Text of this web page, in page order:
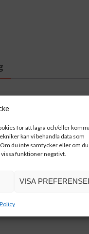
för att lagra och/eller
kan vi behandla data som
du inte samtycker eller om du
funktioner negativt.
VISA
som kommer i
med att informera